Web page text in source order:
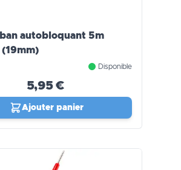
autobloquant 5m
(19mm)
Disponible
5,95 €
Ajouter panier